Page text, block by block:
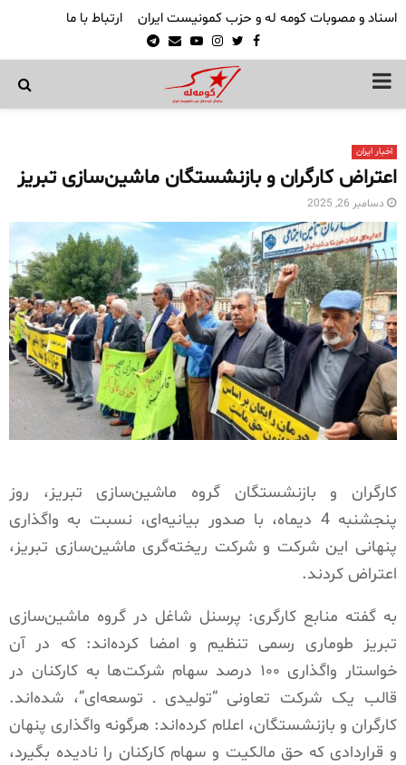
اسناد و مصوبات کومه له و حزب کمونیست ایران ارتباط با ما
Facebook
Twitter
Instagram
Youtube
Email
Telegram
PRIMARY
اخبار ایران
اعتراض کارگران و بازنشستگان ماشین‌سازی تبریز
دسامبر 26, 2025
کارگران و بازنشستگان گروه ماشین‌سازی تبریز، روز
پنجشنبه 4 دیماه، با صدور بیانیه‌ای، نسبت به واگذاری
پنهانی این شرکت و شرکت ریخته‌گری ماشین‌سازی تبریز،
اعتراض کردند.
به گفته منابع کارگری: پرسنل شاغل در گروه ماشین‌سازی
تبریز طوماری رسمی تنظیم و امضا کرده‌اند: که در آن
خواستار واگذاری ۱۰۰ درصد سهام شرکت‌ها به کارکنان در
قالب یک شرکت تعاونی “تولیدی ـ توسعه‌ای”، شده‌اند.
کارگران و بازنشستگان، اعلام کرده‌اند: هرگونه واگذاری پنهان
و قراردادی که حق مالکیت و سهام کارکنان را نادیده بگیرد،